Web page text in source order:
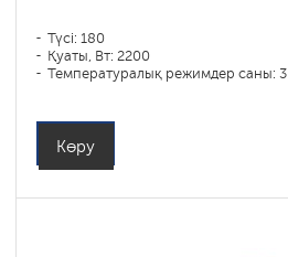
Түсі: 180
Қуаты, Вт: 2200
Температуралық режимдер саны: 3
Көру